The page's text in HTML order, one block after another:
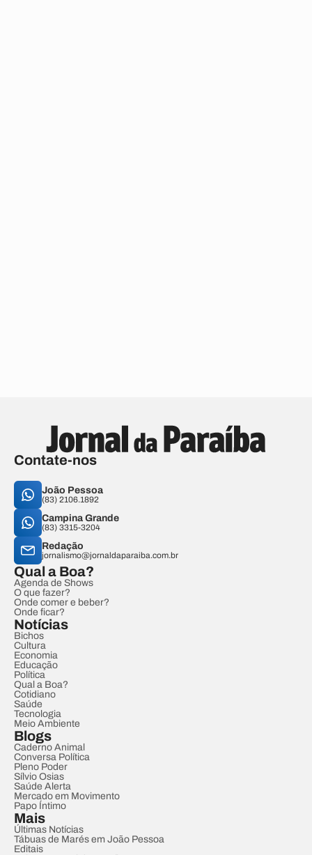
Contate-nos
João Pessoa
(83) 2106.1892
Campina Grande
(83) 3315-3204
Redação
jornalismo@jornaldaparaiba.com.br
Qual a Boa?
Agenda de Shows
O que fazer?
Onde comer e beber?
Onde ficar?
Notícias
Bichos
Cultura
Economia
Educação
Política
Qual a Boa?
Cotidiano
Saúde
Tecnologia
Meio Ambiente
Blogs
Caderno Animal
Conversa Política
Pleno Poder
Sílvio Osias
Saúde Alerta
Mercado em Movimento
Papo Íntimo
Mais
Últimas Notícias
Tábuas de Marés em João Pessoa
Editais